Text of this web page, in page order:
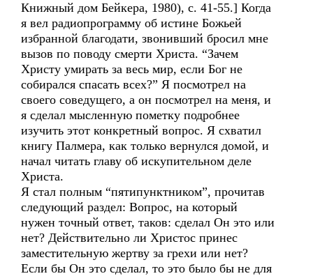
Книжный дом Бейкера, 1980), с. 41-55.] Когда
я вел радиопрограмму об истине Божьей
избранной благодати, звонивший бросил мне
вызов по поводу смерти Христа. “Зачем
Христу умирать за весь мир, если Бог не
собирался спасать всех?” Я посмотрел на
своего соведущего, а он посмотрел на меня, и
я сделал мысленную пометку подробнее
изучить этот конкретный вопрос. Я схватил
книгу Палмера, как только вернулся домой, и
начал читать главу об искупительном деле
Христа.
Я стал полным “пятипунктником”, прочитав
следующий раздел: Вопрос, на который
нужен точный ответ, таков: сделал Он это или
нет? Действительно ли Христос принес
заместительную жертву за грехи или нет?
Если бы Он это сделал, то это было бы не для